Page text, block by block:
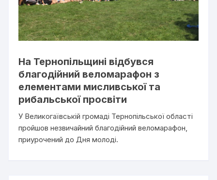
На Тернопільщині відбувся
благодійний веломарафон з
елементами мисливської та
рибальської просвіти
У Великогаївській громаді Тернопільської області
пройшов незвичайний благодійний веломарафон,
приурочений до Дня молоді.